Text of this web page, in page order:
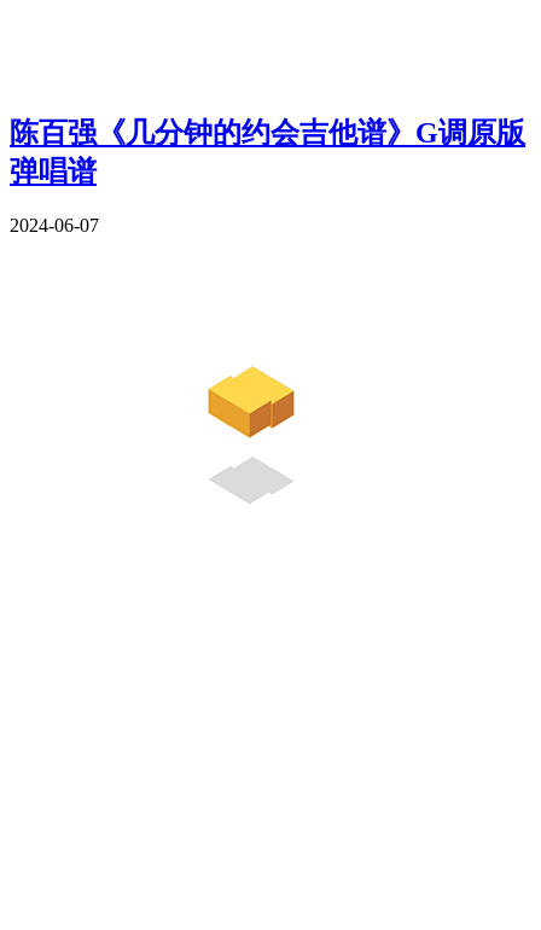
陈百强《几分钟的约会吉他谱》G调原版
弹唱谱
2024-06-07